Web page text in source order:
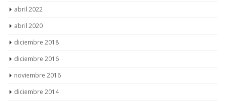
abril 2022
abril 2020
diciembre 2018
diciembre 2016
noviembre 2016
diciembre 2014